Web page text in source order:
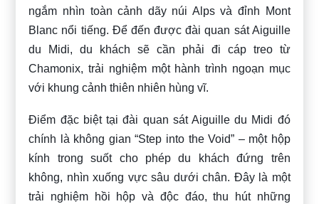
ngắm nhìn toàn cảnh dãy núi Alps và đỉnh Mont
Blanc nổi tiếng. Để đến được đài quan sát Aiguille
du Midi, du khách sẽ cần phải đi cáp treo từ
Chamonix, trải nghiệm một hành trình ngoạn mục
với khung cảnh thiên nhiên hùng vĩ.
Điểm đặc biệt tại đài quan sát Aiguille du Midi đó
chính là không gian “Step into the Void” – một hộp
kính trong suốt cho phép du khách đứng trên
không, nhìn xuống vực sâu dưới chân. Đây là một
trải nghiệm hồi hộp và độc đáo, thu hút những